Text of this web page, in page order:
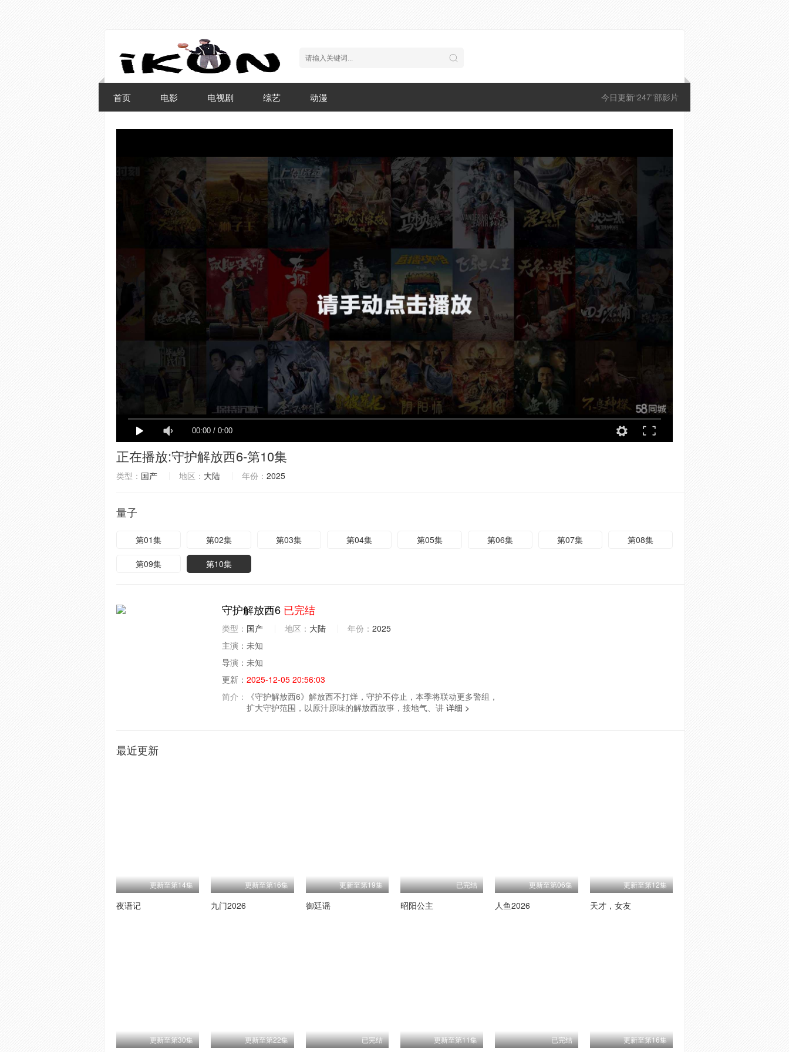
今日更新“247”部影片
首页 电影 电视剧 综艺 动漫
正在播放:守护解放西6-第10集
类型： 国产 地区： 大陆 年份： 2025
量子
第01集 第02集 第03集 第04集 第05集 第06集 第07集 第08集
第09集 第10集
守护解放西6 已完结
类型： 国产 地区： 大陆 年份： 2025
主演： 未知
导演： 未知
更新： 2025-12-05 20:56:03
简介：
《守护解放西6》解放西不打烊，守护不停止，本季将联动更多警组，
扩大守护范围，以原汁原味的解放西故事，接地气、讲 详细 >
最近更新
更新至第14集
夜语记
更新至第16集
九门2026
更新至第19集
御廷谣
已完结
昭阳公主
更新至第06集
人鱼2026
更新至第12集
天才，女友
更新至第30集 更新至第22集 已完结 更新至第11集 已完结 更新至第16集